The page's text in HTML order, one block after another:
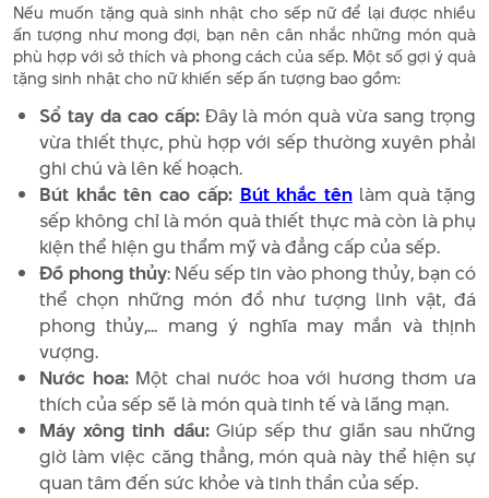
Nếu muốn tặng quà sinh nhật cho sếp nữ để lại được nhiều
ấn tượng như mong đợi, bạn nên cân nhắc những món quà
phù hợp với sở thích và phong cách của sếp. Một số gợi ý quà
tặng sinh nhật cho nữ khiến sếp ấn tượng bao gồm:
Sổ tay da cao cấp:Đây là món quà vừa sang trọng
vừa thiết thực, phù hợp với sếp thường xuyên phải
ghi chú và lên kế hoạch.
Bút khắc tên cao cấp: Bút khắc tênlàm quà tặng
sếp không chỉ là món quà thiết thực mà còn là phụ
kiện thể hiện gu thẩm mỹ và đẳng cấp của sếp.
Đồ phong thủy: Nếu sếp tin vào phong thủy, bạn có
thể chọn những món đồ như tượng linh vật, đá
phong thủy,... mang ý nghĩa may mắn và thịnh
vượng.
Nước hoa: Một chai nước hoa với hương thơm ưa
thích của sếp sẽ là món quà tinh tế và lãng mạn.
Máy xông tinh dầu:Giúp sếp thư giãn sau những
giờ làm việc căng thẳng, món quà này thể hiện sự
quan tâm đến sức khỏe và tinh thần của sếp.